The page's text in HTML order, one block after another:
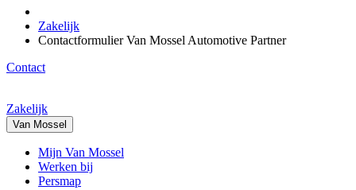
Zakelijk
Contactformulier Van Mossel Automotive Partner
Contact
Zakelijk
Van Mossel
Mijn Van Mossel
Werken bij
Persmap